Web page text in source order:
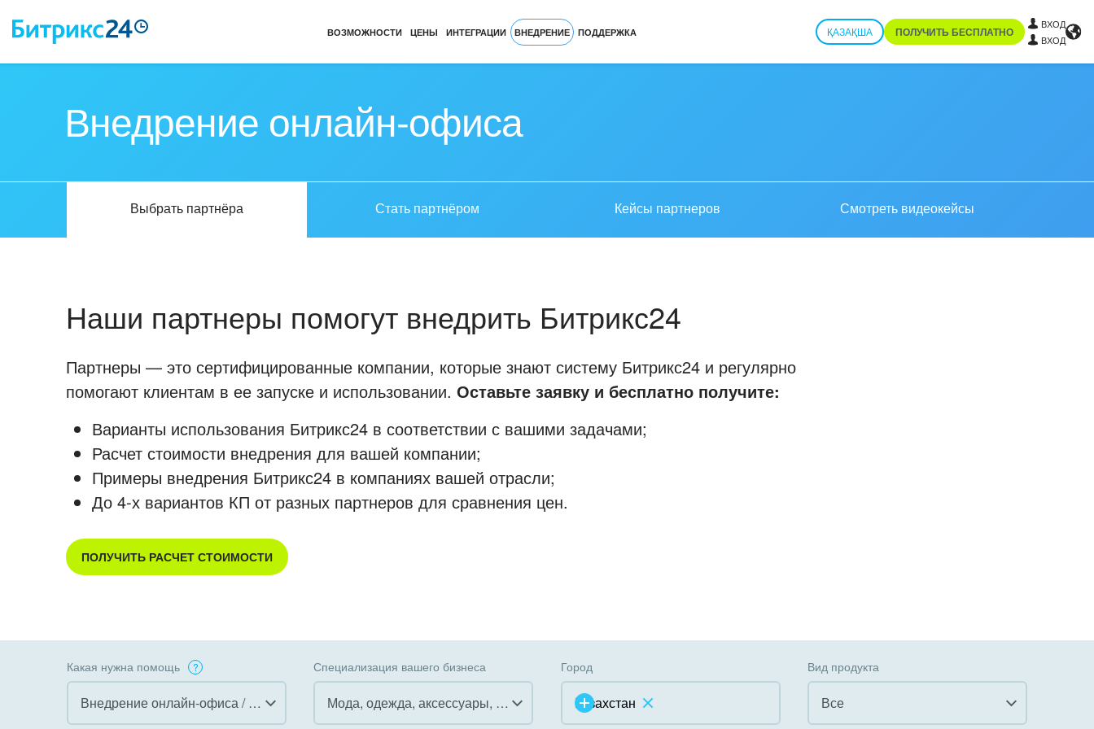
ВОЗМОЖНОСТИ ЦЕНЫ ИНТЕГРАЦИИ ВНЕДРЕНИЕ ПОДДЕРЖКА ҚАЗАҚША ПОЛУЧИТЬ БЕСПЛАТНО
ВХОД
ВХОД
Внедрение онлайн-офиса
Выбрать партнёра Стать партнёром Кейсы партнеров Смотреть видеокейсы
Наши партнеры помогут внедрить Битрикс24
Партнеры — это сертифицированные компании, которые знают систему Битрикс24 и регулярно
помогают клиентам в ее запуске и использовании. Оставьте заявку и бесплатно получите:
Варианты использования Битрикс24 в соответствии с вашими задачами;
Расчет стоимости внедрения для вашей компании;
Примеры внедрения Битрикс24 в компаниях вашей отрасли;
До 4-х вариантов КП от разных партнеров для сравнения цен.
ПОЛУЧИТЬ РАСЧЕТ СТОИМОСТИ
Какая нужна помощь
Внедрение онлайн-офиса / Интранета
Специализация вашего бизнеса
Мода, одежда, аксессуары, стиль
Город
Казахстан
Вид продукта
Все